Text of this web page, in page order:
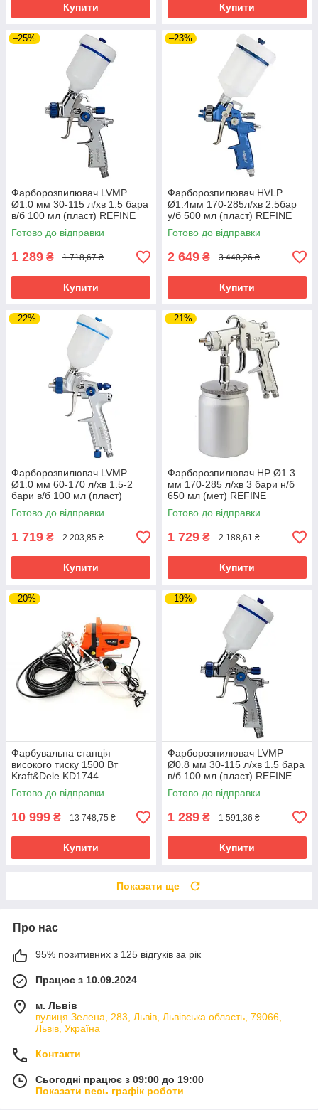
Купити Купити
–25%
Фарборозпилювач LVMP
Ø1.0 мм 30-115 л/хв 1.5 бара
в/б 100 мл (пласт) REFINE
(6814201) riven
Готово до відправки
1 289 ₴ 1 718,67 ₴
Купити
–23%
Фарборозпилювач HVLP
Ø1.4мм 170-285л/хв 2.5бар
у/б 500 мл (пласт) REFINE
(6812401) riven
Готово до відправки
2 649 ₴ 3 440,26 ₴
Купити
–22%
Фарборозпилювач LVMP
Ø1.0 мм 60-170 л/хв 1.5-2
бари в/б 100 мл (пласт)
REFINE (6814131) riven
Готово до відправки
1 719 ₴ 2 203,85 ₴
Купити
–21%
Фарборозпилювач НР Ø1.3
мм 170-285 л/хв 3 бари н/б
650 мл (мет) REFINE
(6811241) riven
Готово до відправки
1 729 ₴ 2 188,61 ₴
Купити
–20%
Фарбувальна станція
високого тиску 1500 Вт
Kraft&Dele KD1744
фарбувальна станція riven
Готово до відправки
10 999 ₴ 13 748,75 ₴
Купити
–19%
Фарборозпилювач LVMP
Ø0.8 мм 30-115 л/хв 1.5 бара
в/б 100 мл (пласт) REFINE
(6814191) riven
Готово до відправки
1 289 ₴ 1 591,36 ₴
Купити
Показати ще
Про нас
95% позитивних з 125 відгуків за рік
Працює з 10.09.2024
м. Львів
вулиця Зелена, 283, Львів, Львівська область, 79066,
Львів, Україна
Контакти
Сьогодні працює з 09:00 до 19:00
Показати весь графік роботи